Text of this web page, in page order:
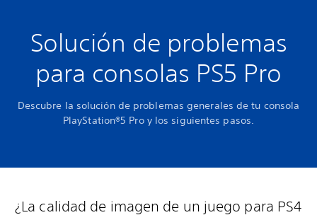
Solución de problemas
para consolas PS5 Pro
Descubre la solución de problemas generales de tu consola
PlayStation®5 Pro y los siguientes pasos.
¿La calidad de imagen de un juego para PS4